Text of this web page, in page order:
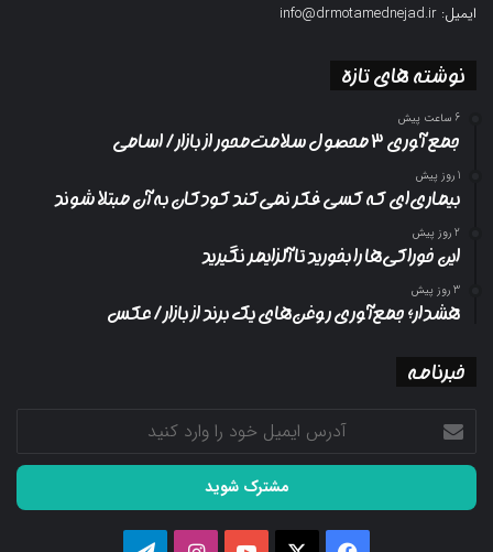
ایمیل: info@drmotamednejad.ir
نوشته های تازه
6 ساعت پیش
جمع آوری ۳ محصول سلامت‌محور از بازار/ اسامی
1 روز پیش
بیماری‌ای که کسی فکر نمی‌کند کودکان به آن مبتلا شوند
2 روز پیش
این خوراکی‌ها را بخورید تا آلزایمر نگیرید
3 روز پیش
هشدار؛ جمع‌آوری روغن‌های یک برند از بازار/ عکس
خبرنامه
آدرس
ایمیل
خود
وارد